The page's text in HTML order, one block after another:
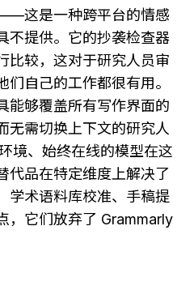
这是一种跨平台的情感
不提供。它的抄袭检查器
比较，这对于研究人员审
自己的工作都很有用。
能够覆盖所有写作界面的
无需切换上下文的研究人
境、始终在线的模型在这
代品在特定维度上解决了
学术语料库校准、手稿提
，它们放弃了 Grammarly